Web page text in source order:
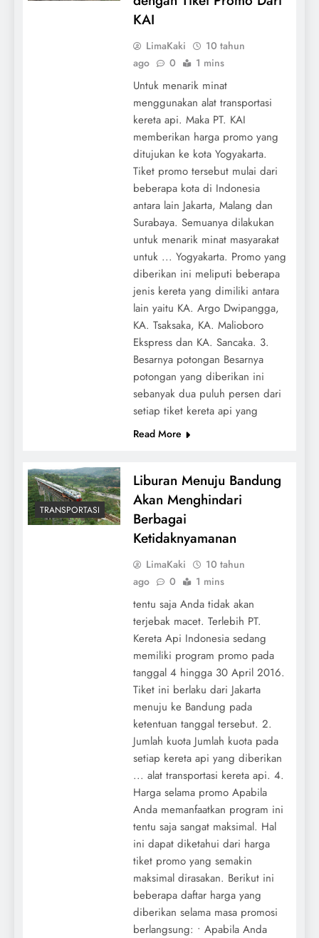
KAI
LimaKaki
10 tahun
ago
0 1 mins
Untuk menarik minat
menggunakan alat transportasi
kereta api. Maka PT. KAI
memberikan harga promo yang
ditujukan ke kota Yogyakarta.
Tiket promo tersebut mulai dari
beberapa kota di Indonesia
antara lain Jakarta, Malang dan
Surabaya. Semuanya dilakukan
untuk menarik minat masyarakat
untuk ... Yogyakarta. Promo yang
diberikan ini meliputi beberapa
jenis kereta yang dimiliki antara
lain yaitu KA. Argo Dwipangga,
KA. Tsaksaka, KA. Malioboro
Ekspress dan KA. Sancaka. 3.
Besarnya potongan Besarnya
potongan yang diberikan ini
sebanyak dua puluh persen dari
setiap tiket kereta api yang
Read More
TRANSPORTASI
Liburan Menuju Bandung
Akan Menghindari
Berbagai
Ketidaknyamanan
LimaKaki
10 tahun
ago
0 1 mins
tentu saja Anda tidak akan
terjebak macet. Terlebih PT.
Kereta Api Indonesia sedang
memiliki program promo pada
tanggal 4 hingga 30 April 2016.
Tiket ini berlaku dari Jakarta
menuju ke Bandung pada
ketentuan tanggal tersebut. 2.
Jumlah kuota Jumlah kuota pada
setiap kereta api yang diberikan
... alat transportasi kereta api. 4.
Harga selama promo Apabila
Anda memanfaatkan program ini
tentu saja sangat maksimal. Hal
ini dapat diketahui dari harga
tiket promo yang semakin
maksimal dirasakan. Berikut ini
beberapa daftar harga yang
diberikan selama masa promosi
berlangsung: • Apabila Anda